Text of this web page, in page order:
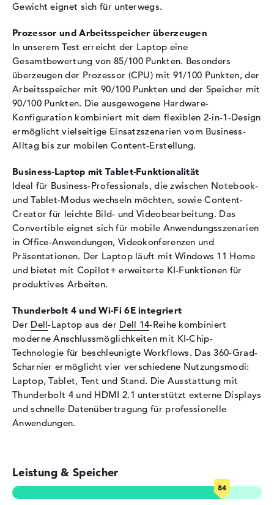
Auflösungstyp
WUXGA
Bildwiederholrate
60 Hz
Besonderheiten
Multi-Touchscreen, glänzend,
LED-Hintergrundbeleuchtung,
IPS Panel, 45% NTSC
Audio
Soundkarte
Waves MaxxAudio Pro
Webcam
Eingabegeräte
Eingabegeräte
Multi-Touch-Trackpad, Multi-
Touchscreen, Tastatur
Tastatur
Beleuchtet (hintergrund)
Netzwerk
WLAN
802.11a, 802.11ac, 802.11ax,
Bluetooth
Bluetooth 5.4
Erweiterung / Konnektivität
Schnittstellen
1 x Thunderbolt 4, 1 x USB 3.0
- Typ A, 1 x USB 3.1 - Typ C
Video
1 x DisplayPort über
Thunderbolt 4, 1 x
DisplayPort über USB-C, 1 x
Verschiedenes
Fingerprint Reader, TPM
Gewicht eignet sich für unterwegs.
Prozessor und Arbeitsspeicher überzeugen
In unserem Test erreicht der Laptop eine
Gesamtbewertung von 85/100 Punkten. Besonders
überzeugen der Prozessor (CPU) mit 91/100 Punkten, der
Arbeitsspeicher mit 90/100 Punkten und der Speicher mit
90/100 Punkten. Die ausgewogene Hardware-
Konfiguration kombiniert mit dem flexiblen 2-in-1-Design
ermöglicht vielseitige Einsatzszenarien vom Business-
Alltag bis zur mobilen Content-Erstellung.
Business-Laptop mit Tablet-Funktionalität
Ideal für Business-Professionals, die zwischen Notebook-
und Tablet-Modus wechseln möchten, sowie Content-
Creator für leichte Bild- und Videobearbeitung. Das
Convertible eignet sich für mobile Anwendungsszenarien
in Office-Anwendungen, Videokonferenzen und
Präsentationen. Der Laptop läuft mit Windows 11 Home
und bietet mit Copilot+ erweiterte KI-Funktionen für
produktives Arbeiten.
Thunderbolt 4 und Wi-Fi 6E integriert
Der Dell-Laptop aus der Dell 14-Reihe kombiniert
moderne Anschlussmöglichkeiten mit KI-Chip-
Technologie für beschleunigte Workflows. Das 360-Grad-
Scharnier ermöglicht vier verschiedene Nutzungsmodi:
Laptop, Tablet, Tent und Stand. Die Ausstattung mit
Thunderbolt 4 und HDMI 2.1 unterstützt externe Displays
und schnelle Datenübertragung für professionelle
Anwendungen.
Leistung & Speicher